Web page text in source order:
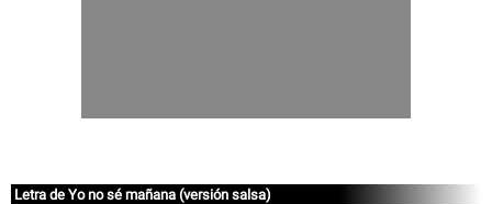
Letra de Yo no sé mañana (versión salsa)